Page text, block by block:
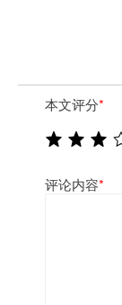
本文评分*
评论内容*